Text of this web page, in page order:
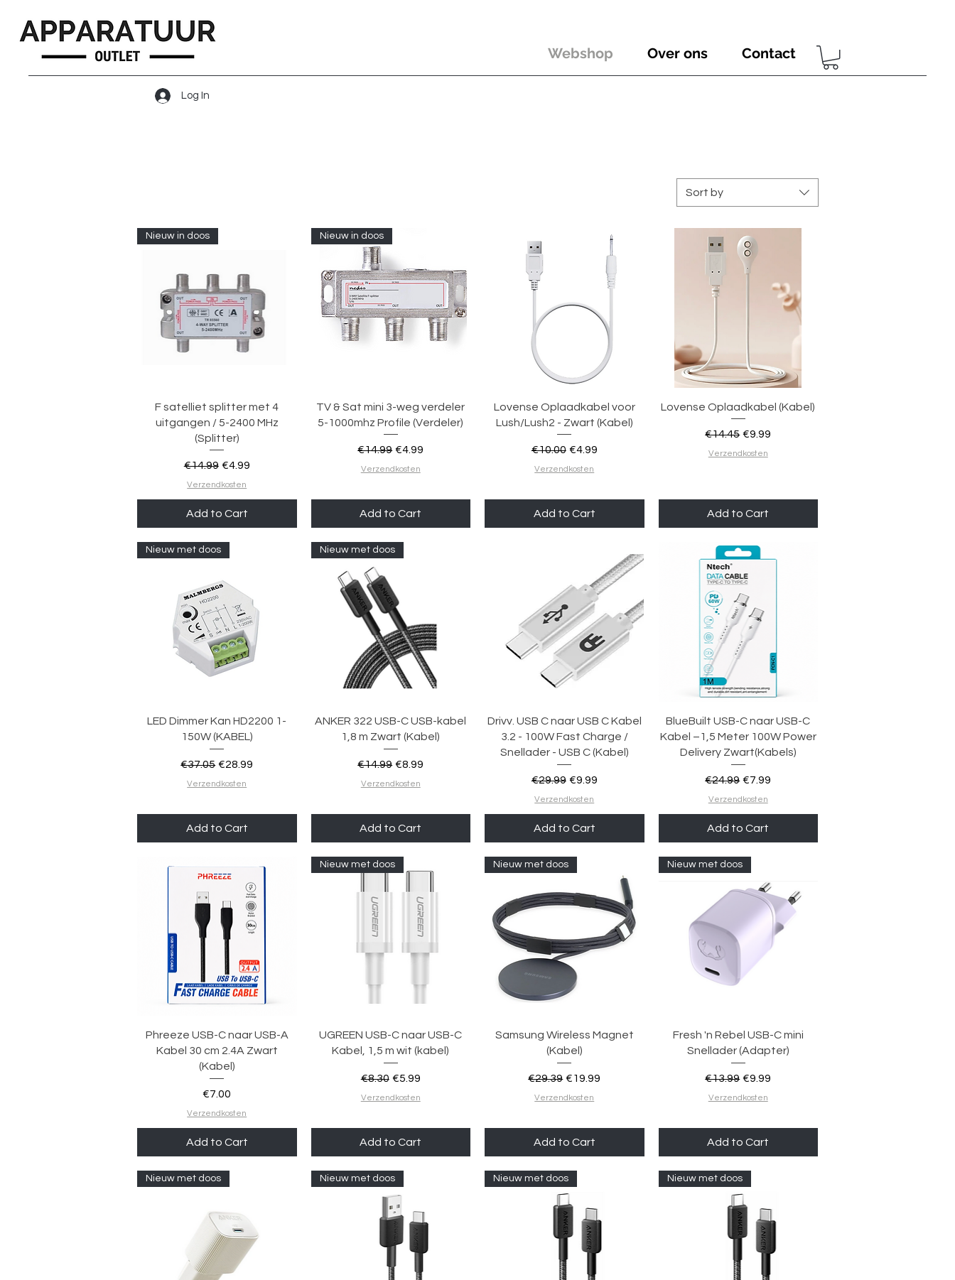
Log In
Webshop Over ons Contact
Sort by
Quick View
Nieuw in doos
F satelliet splitter met 4
uitgangen / 5-2400 MHz
(Splitter)
Regular Price
€14.99 Sale Price
€4.99
Verzendkosten
Add to Cart
Quick View
Nieuw in doos
TV & Sat mini 3-weg verdeler
5-1000mhz Profile (Verdeler)
Regular Price
€14.99 Sale Price
€4.99
Verzendkosten
Add to Cart
Quick View
Lovense Oplaadkabel voor
Lush/Lush2 - Zwart (Kabel)
Regular Price
€10.00 Sale Price
€4.99
Verzendkosten
Add to Cart
Quick View
Lovense Oplaadkabel (Kabel)
Regular Price
€14.45 Sale Price
€9.99
Verzendkosten
Add to Cart
Quick View
Nieuw met doos
LED Dimmer Kan HD2200 1-
150W (KABEL)
Regular Price
€37.05 Sale Price
€28.99
Verzendkosten
Add to Cart
Quick View
Nieuw met doos
ANKER 322 USB-C USB-kabel
1,8 m Zwart (Kabel)
Regular Price
€14.99 Sale Price
€8.99
Verzendkosten
Add to Cart
Quick View
Drivv. USB C naar USB C Kabel
3.2 - 100W Fast Charge /
Snellader - USB C (Kabel)
Regular Price
€29.99 Sale Price
€9.99
Verzendkosten
Add to Cart
Quick View
BlueBuilt USB-C naar USB-C
Kabel –1,5 Meter 100W Power
Delivery Zwart(Kabels)
Regular Price
€24.99 Sale Price
€7.99
Verzendkosten
Add to Cart
Quick View
Phreeze USB-C naar USB-A
Kabel 30 cm 2.4A Zwart
(Kabel)
Price
€7.00
Verzendkosten
Add to Cart
Quick View
Nieuw met doos
UGREEN USB-C naar USB-C
Kabel, 1,5 m wit (kabel)
Regular Price
€8.30 Sale Price
€5.99
Verzendkosten
Add to Cart
Quick View
Nieuw met doos
Samsung Wireless Magnet
(Kabel)
Regular Price
€29.39 Sale Price
€19.99
Verzendkosten
Add to Cart
Quick View
Nieuw met doos
Fresh 'n Rebel USB-C mini
Snellader (Adapter)
Regular Price
€13.99 Sale Price
€9.99
Verzendkosten
Add to Cart
Nieuw met doos Nieuw met doos Nieuw met doos Nieuw met doos